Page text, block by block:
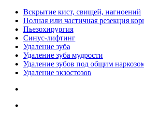
Вскрытие кист, свищей, нагноений
Полная или частичная резекция
Пьезохирургия
Синус-лифтинг
Удаление зуба
Удаление зуба мудрости
Удаление зубов под общим
Удаление экзостозов